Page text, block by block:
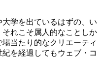
学を出ているはずの、い
れこそ属人的なことしか
当たり的なクリエーティ
を経過してもウェブ・コ